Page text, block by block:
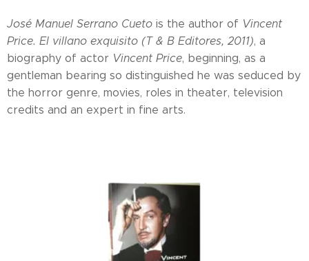
José Manuel Serrano Cueto is the author of Vincent
Price. El villano exquisito (T & B Editores, 2011), a
biography of actor Vincent Price, beginning, as a
gentleman bearing so distinguished he was seduced by
the horror genre, movies, roles in theater, television
credits and an expert in fine arts.